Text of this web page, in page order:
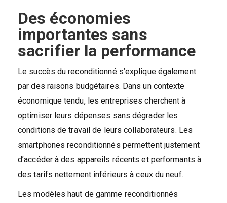
Des économies
importantes sans
sacrifier la performance
Le succès du reconditionné s’explique également
par des raisons budgétaires. Dans un contexte
économique tendu, les entreprises cherchent à
optimiser leurs dépenses sans dégrader les
conditions de travail de leurs collaborateurs. Les
smartphones reconditionnés permettent justement
d’accéder à des appareils récents et performants à
des tarifs nettement inférieurs à ceux du neuf.
Les modèles haut de gamme reconditionnés